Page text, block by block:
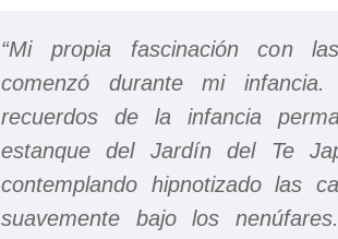
“Mi propia fascinación con
comenzó durante mi
recuerdos de la infancia
estanque del Jardín del Te
contemplando hipnotizado las
suavemente bajo los